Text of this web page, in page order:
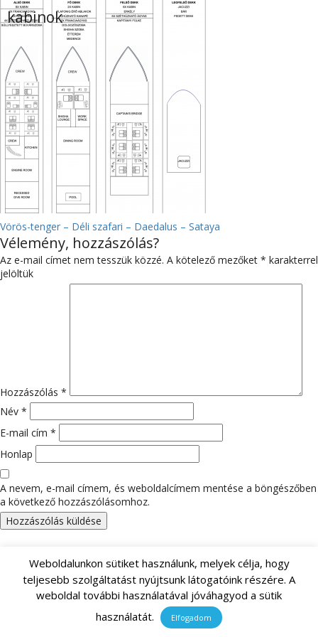
kabinok
BEJEGYZÉS
NAVIGÁCIÓ
Vörös-tenger – Déli szafari – Daedalus – Sataya
Vélemény, hozzászólás?
Az e-mail címet nem tesszük közzé. A kötelező mezőket * karakterrel
jelöltük
Hozzászólás *
Név *
E-mail cím *
Honlap
A nevem, e-mail címem, és weboldalcímem mentése a böngészőben
a következő hozzászólásomhoz.
Keresés:
LEGUTÓBBI BEJEGYZÉSEK
Weboldalunkon sütiket használunk, melyek célja, hogy
teljesebb szolgáltatást nyújtsunk látogatóink részére. A
weboldal további használatával jóváhagyod a sütik
használatát.
Elfogadom